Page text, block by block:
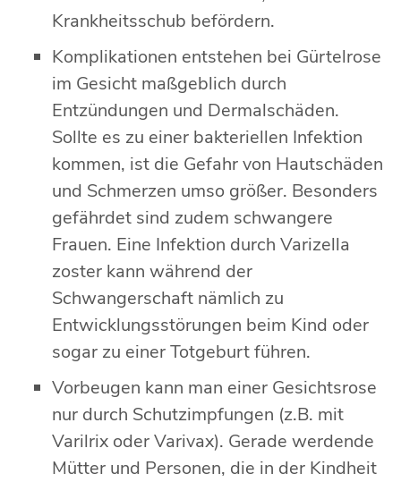
Krankheitsschub befördern.
Komplikationen entstehen bei Gürtelrose
im Gesicht maßgeblich durch
Entzündungen und Dermalschäden.
Sollte es zu einer bakteriellen Infektion
kommen, ist die Gefahr von Hautschäden
und Schmerzen umso größer. Besonders
gefährdet sind zudem schwangere
Frauen. Eine Infektion durch Varizella
zoster kann während der
Schwangerschaft nämlich zu
Entwicklungsstörungen beim Kind oder
sogar zu einer Totgeburt führen.
Vorbeugen kann man einer Gesichtsrose
nur durch Schutzimpfungen (z.B. mit
Varilrix oder Varivax). Gerade werdende
Mütter und Personen, die in der Kindheit